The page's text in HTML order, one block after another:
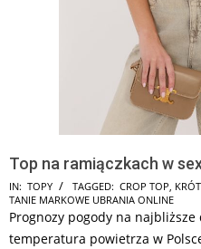
Top na ramiączkach w
2026-
06-
19
IN: TOPY TAGGED: CROP TOP,
TANIE MARKOWE UBRANIA ONLINE
Prognozy pogody na
temperatura powietrza w